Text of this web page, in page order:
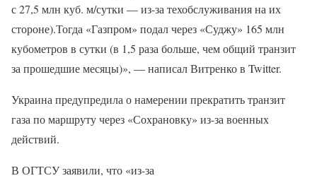
с 27,5 млн куб. м/сутки — из-за техобслуживания на их
стороне).Тогда «Газпром» подал через «Суджу» 165 млн
кубометров в сутки (в 1,5 раза больше, чем общий транзит
за прошедшие месяцы)», — написал Витренко в Twitter.
Украина предупредила о намерении прекратить транзит
газа по маршруту через «Сохрановку» из-за военных
действий.
В ОГТСУ заявили, что «из-за